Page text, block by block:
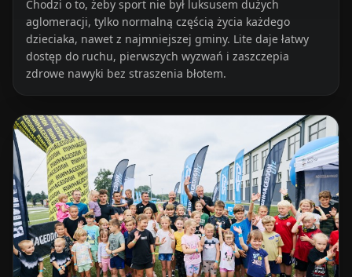
Chodzi o to, żeby sport nie był luksusem dużych
aglomeracji, tylko normalną częścią życia każdego
dzieciaka, nawet z najmniejszej gminy. Lite daje łatwy
dostęp do ruchu, pierwszych wyzwań i zaszczepia
zdrowe nawyki bez straszenia błotem.